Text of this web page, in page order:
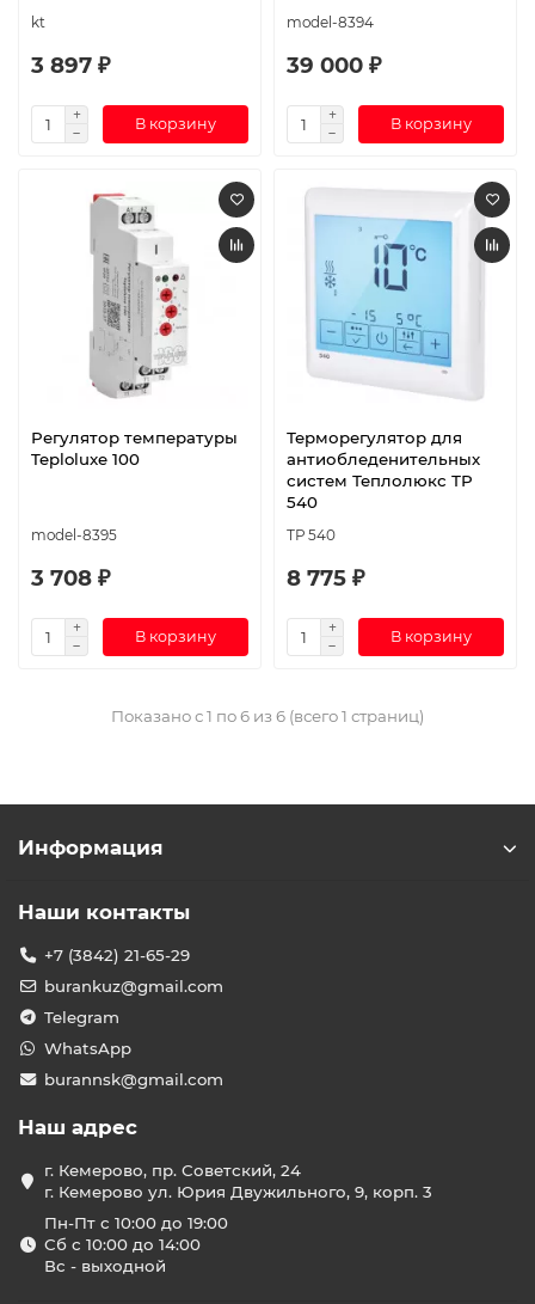
kt
3 897 ₽
В корзину
model-8394
39 000 ₽
В корзину
Регулятор температуры
Teploluxe 100
model-8395
3 708 ₽
В корзину
Терморегулятор для
антиобледенительных
систем Теплолюкс ТР
540
ТР 540
8 775 ₽
В корзину
Показано с 1 по 6 из 6 (всего 1 страниц)
Информация
Наши контакты
+7 (3842) 21-65-29
burankuz@gmail.com
Telegram
WhatsApp
burannsk@gmail.com
Наш адрес
г. Кемерово, пр. Советский, 24
г. Кемерово ул. Юрия Двужильного, 9, корп. 3
Пн-Пт с 10:00 до 19:00
Сб с 10:00 до 14:00
Вс - выходной